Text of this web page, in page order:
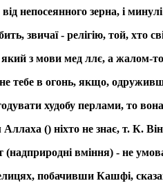
непосеянного зерна, і
звичаї - релігію, той, хто
який з мови мед ллє, а жалом-
тебе в огонь, якщо,
худобу перлами, то
() ніхто не знає, т. К.
вміння) - не
побачивши Кашфі,